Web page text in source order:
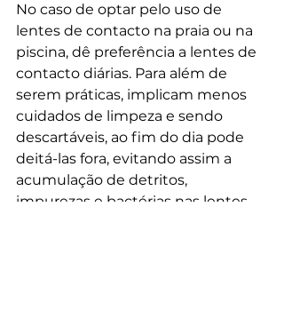
No caso de optar pelo uso de
lentes de contacto na praia ou na
piscina, dê preferência a lentes de
contacto diárias. Para além de
serem práticas, implicam menos
cuidados de limpeza e sendo
descartáveis, ao fim do dia pode
deitá-las fora, evitando assim a
acumulação de detritos,
impurezas e bactérias nas lentes.